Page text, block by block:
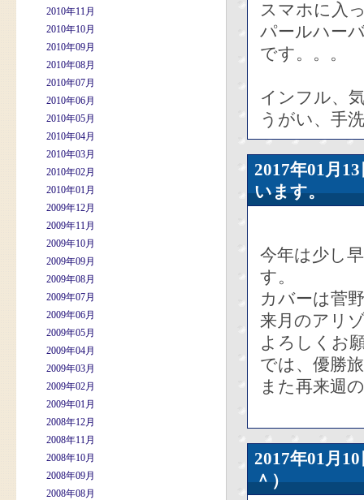
2010年11月
2010年10月
2010年09月
2010年08月
2010年07月
2010年06月
2010年05月
2010年04月
2010年03月
2010年02月
2010年01月
2009年12月
2009年11月
2009年10月
2009年09月
2009年08月
2009年07月
2009年06月
2009年05月
2009年04月
2009年03月
2009年02月
2009年01月
2008年12月
2008年11月
2008年10月
2008年09月
2008年08月
スマホに入
パールハー
です。。。
インフル、
うがい、手
2017年01
います。
今年は少し
す。
カバーは菅
来月のアリ
よろしくお
では、優勝
また再来週
2017年01
＾）